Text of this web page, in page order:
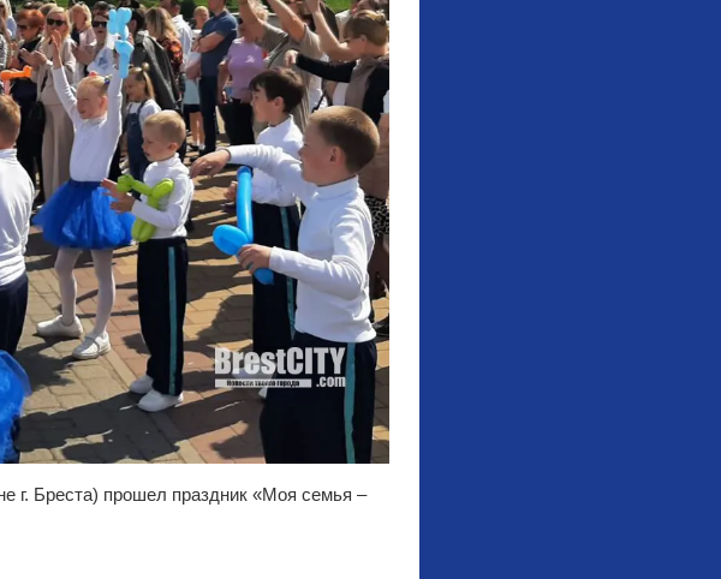
г. Бреста) прошел праздник «Моя семья –